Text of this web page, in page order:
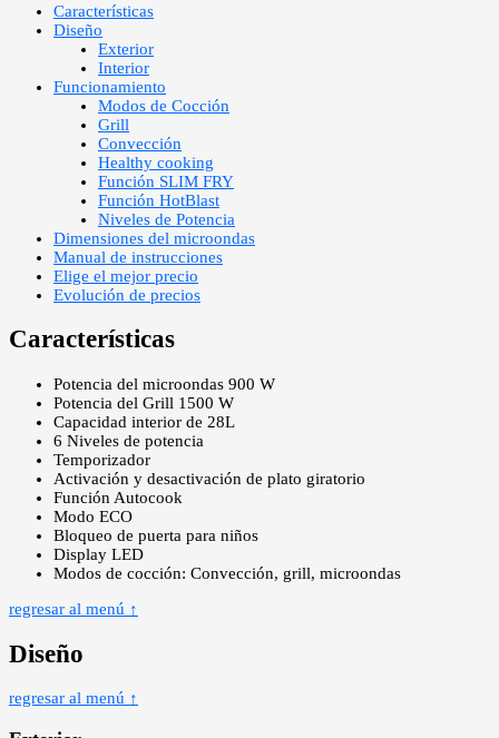
Características
Diseño
Exterior
Interior
Funcionamiento
Modos de Cocción
Grill
Convección
Healthy cooking
Función SLIM FRY
Función HotBlast
Niveles de Potencia
Dimensiones del microondas
Manual de instrucciones
Elige el mejor precio
Evolución de precios
Características
Potencia del microondas 900 W
Potencia del Grill 1500 W
Capacidad interior de 28L
6 Niveles de potencia
Temporizador
Activación y desactivación de plato giratorio
Función Autocook
Modo ECO
Bloqueo de puerta para niños
Display LED
Modos de cocción: Convección, grill, microondas
regresar al menú ↑
Diseño
regresar al menú ↑